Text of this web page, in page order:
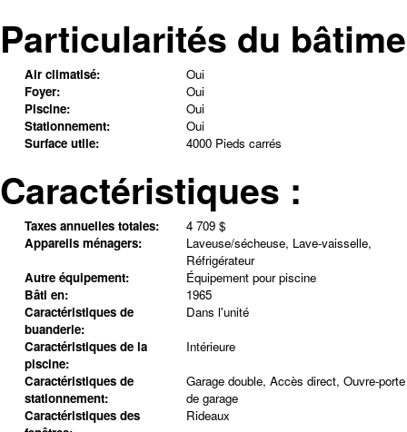
Particularités du
Air climatisé:
Oui
Foyer:
Oui
Piscine:
Oui
Stationnement:
Oui
Surface utile:
4000 Pieds carrés
Caractéristiques :
Taxes annuelles totales:
4 709 $
Appareils ménagers:
Laveuse/sécheuse, Lave-vaisselle,
Réfrigérateur
Autre équipement:
Équipement pour piscine
Bâti en:
1965
Caractéristiques de
buanderie:
Dans l'unité
Caractéristiques de la
piscine:
Intérieure
Caractéristiques de
stationnement:
Garage double, Accès direct, Ouvre-porte
de garage
Caractéristiques des
Rideaux